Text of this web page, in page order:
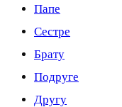
Папе
Сестре
Брату
Подруге
Другу